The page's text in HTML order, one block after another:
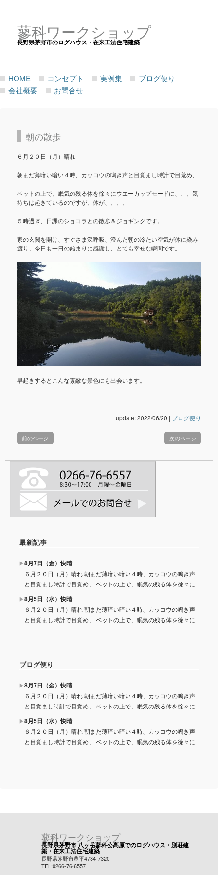
蓼科ワークショップ
長野県茅野市のログハウス・在来工法住宅建築
HOME コンセプト 実例集
ブログ便り
会社概要
お問合せ
朝の散歩
６月２０日（月）晴れ
朝まだ薄暗い暗い４時、カッコウの鳴き声と目覚まし時計で目覚め、
ベットの上で、眠気の残る体を徐々にウエーカップモードに、、、気
持ちは起きているのですが、体が、、、、
５時過ぎ、日課のショコラとの散歩＆ジョギングです。
家の玄関を開け、すぐさま深呼吸、澄んだ朝の冷たい空気が体に染み
渡り、今日も一日の始まりに感謝し、とても幸せな瞬間です。
早起きするとこんな素敵な景色にも出会います。
update: 2022/06/20 | ブログ便り
前のページ 次のページ
最新記事
8月7日（金）快晴
６月２０日（月）晴れ 朝まだ薄暗い暗い４時、カッコウの鳴き声
と目覚まし時計で目覚め、 ベットの上で、眠気の残る体を徐々に
8月5日（水）快晴
６月２０日（月）晴れ 朝まだ薄暗い暗い４時、カッコウの鳴き声
と目覚まし時計で目覚め、 ベットの上で、眠気の残る体を徐々に
ブログ便り
8月7日（金）快晴
６月２０日（月）晴れ 朝まだ薄暗い暗い４時、カッコウの鳴き声
と目覚まし時計で目覚め、 ベットの上で、眠気の残る体を徐々に
8月5日（水）快晴
６月２０日（月）晴れ 朝まだ薄暗い暗い４時、カッコウの鳴き声
と目覚まし時計で目覚め、 ベットの上で、眠気の残る体を徐々に
蓼科ワークショップ
長野県茅野市 八ヶ岳蓼科公高原でのログハウス・別荘建
築・在来工法住宅建築
長野県茅野市豊平4734-7320
TEL:0266-76-6557